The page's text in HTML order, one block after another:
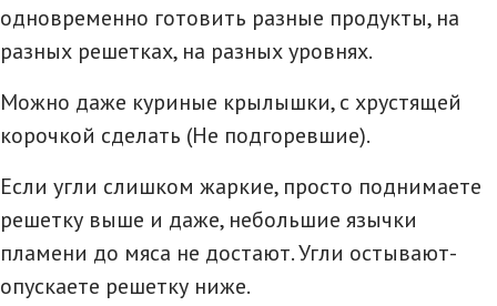
одновременно готовить разные продукты, на
разных решетках, на разных уровнях.
Можно даже куриные крылышки, с хрустящей
корочкой сделать (Не подгоревшие).
Если угли слишком жаркие, просто поднимаете
решетку выше и даже, небольшие язычки
пламени до мяса не достают. Угли остывают-
опускаете решетку ниже.